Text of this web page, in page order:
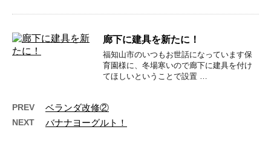
廊下に建具を新たに！
福知山市のいつもお世話になっています保
育園様に、冬場寒いので廊下に建具を付け
てほしいということで設置 …
PREV ベランダ改修②
NEXT バナナヨーグルト！